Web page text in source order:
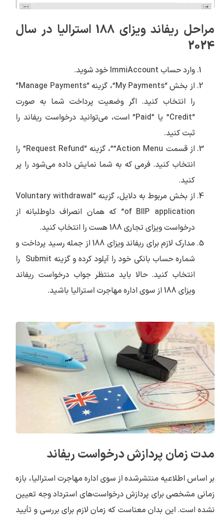
مراحل ریفاند ویزای 188 استرالیا در سال
2024
وارد حساب ImmiAccount خود شوید.
از بخش “My Payments”، گزینه “Manage Payments”
را انتخاب کنید. اگر وضعیت پرداخت شما به صورت
“Credit” یا “Paid” است، می‌توانید درخواست ریفاند را
ثبت کنید.
از قسمت Action Menu””، گزینه “Request Refund” را
انتخاب کنید. فرمی که به شما نمایش داده می‌شود را پر
کنید.
از بخش مربوط به دلایل، گزینه “Voluntary withdrawal
of BIIP application” که همان انصراف داوطلبانه از
درخواست ویزای تجاری 188 هست را انتخاب کنید.
مدارک لازم برای ریفاند ویزای 188 از جمله رسید پرداخت و
شماره حساب بانکی خود را آپلود کرده و گزینه Submit را
انتخاب کنید. حالا باید منتظر جواب درخواست ریفاند
ویزای 188 از سوی اداره مهاجرت استرالیا باشید.
مدت زمان پردازش درخواست ریفاند
بر اساس اطلاعیه منتشرشده از سوی اداره مهاجرت استرالیا، بازه
زمانی مشخصی برای پردازش درخواست‌های استرداد وجه تعیین
نشده است. این بدان معناست که زمان لازم برای بررسی و تأیید